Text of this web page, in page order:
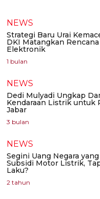
NEWS
Strategi Baru Urai
DKI Matangkan
Elektronik
1 bulan
NEWS
Dedi Mulyadi Ungkap
Kendaraan Listrik untuk
Jabar
3 bulan
NEWS
Segini Uang Negara
Subsidi Motor Listrik,
Laku?
2 tahun